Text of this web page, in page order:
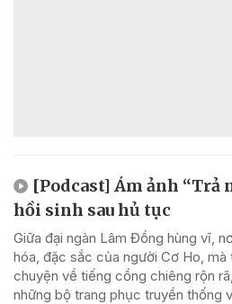
[Podcast] Ám ảnh “Trả
hồi sinh sau hủ tục
Giữa đại ngàn Lâm Đồng hùng vĩ,
hóa, đặc sắc của người Cơ Ho,
chuyện về tiếng cồng chiêng rộn
những bộ trang phục truyền thống